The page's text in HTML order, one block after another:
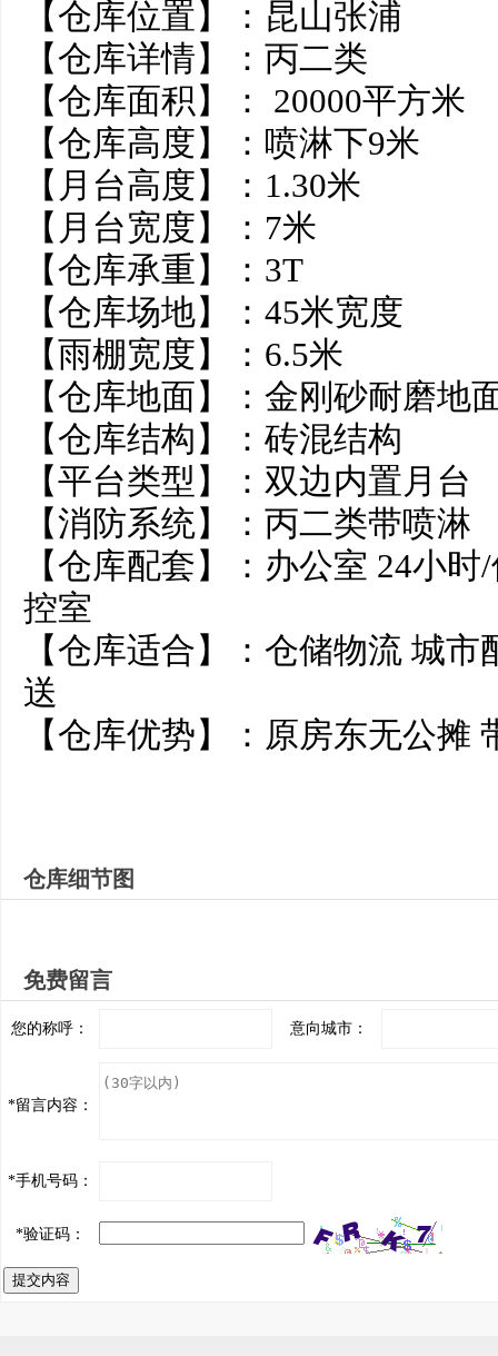
【仓库位置】：昆山张浦
【仓库详情】：丙二类
【仓库面积】： 20000平方米
【仓库高度】：喷淋下
【月台高度】：1.30米
【月台宽度】：7米
【仓库承重】：3T
【仓库场地】：45米宽度
【雨棚宽度】：6.5米
【仓库地面】：金刚砂耐磨地
【仓库结构】：砖混结
【平台类型】：双边内置
【消防系统】：丙二类带
【仓库配套】：办公室 24小
控室
【仓库适合】：仓储物流 城
送
【仓库优势】：原房东无公摊
仓库细节图
免费留言
您的称呼： 意向城市：
*留言内容：
*手机号码：
*验证码：
提交内容